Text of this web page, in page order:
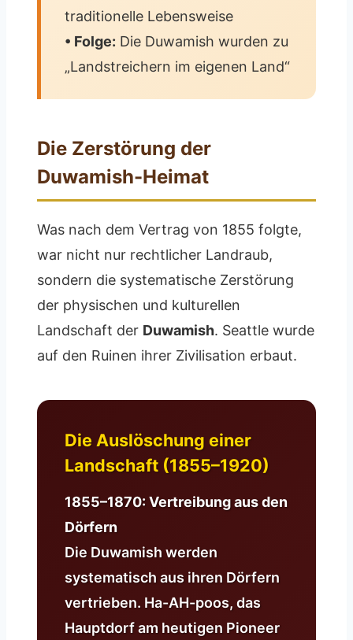
traditionelle Lebensweise
• Folge: Die Duwamish wurden zu
„Landstreichern im eigenen Land“
Die Zerstörung der
Duwamish-Heimat
Was nach dem Vertrag von 1855 folgte,
war nicht nur rechtlicher Landraub,
sondern die systematische Zerstörung
der physischen und kulturellen
Landschaft der Duwamish. Seattle wurde
auf den Ruinen ihrer Zivilisation erbaut.
Die Auslöschung einer
Landschaft (1855–1920)
1855–1870: Vertreibung aus den
Dörfern
Die Duwamish werden
systematisch aus ihren Dörfern
vertrieben. Ha-AH-poos, das
Hauptdorf am heutigen Pioneer